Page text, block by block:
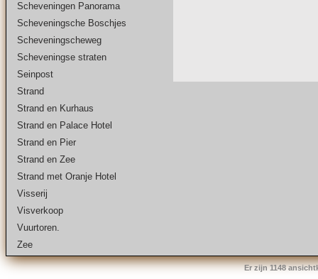
Scheveningen Panorama
Scheveningsche Boschjes
Scheveningscheweg
Scheveningse straten
Seinpost
Strand
Strand en Kurhaus
Strand en Palace Hotel
Strand en Pier
Strand en Zee
Strand met Oranje Hotel
Visserij
Visverkoop
Vuurtoren.
Zee
Er zijn 1148